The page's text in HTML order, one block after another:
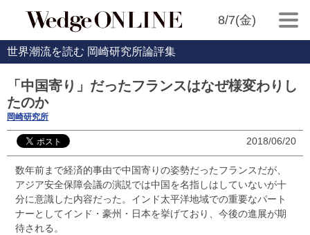
8/7(金)
世界潮流を読む 岡崎研究所論評集
「中国寄り」だったフランスはなぜ様変わりし
たのか
岡崎研究所
2018/06/20
数年前まで経済的事由で中国寄りの姿勢だったフランスだが、
アジア安全保障会議の演説では中国を名指しはしていないが十
分に意識した内容だった。インド太平洋地域での重要なパート
ナーとしてインド・豪州・日本を挙げており、今後の進展が期
待される。